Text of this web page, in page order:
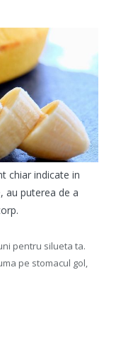
chiar indicate in
au puterea de a
pentru silueta ta.
pe stomacul gol,